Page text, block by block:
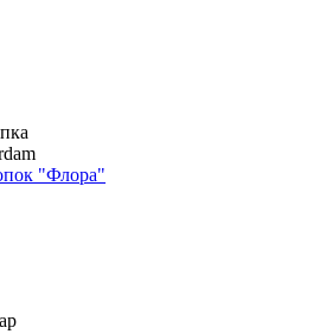
"Флора"